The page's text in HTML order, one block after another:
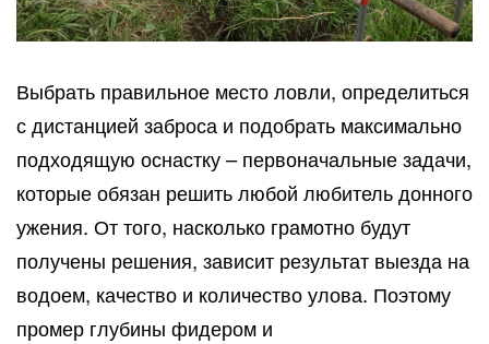
Выбрать правильное место ловли, определиться
с дистанцией заброса и подобрать максимально
подходящую оснастку – первоначальные задачи,
которые обязан решить любой любитель донного
ужения. От того, насколько грамотно будут
получены решения, зависит результат выезда на
водоем, качество и количество улова. Поэтому
промер глубины фидером и